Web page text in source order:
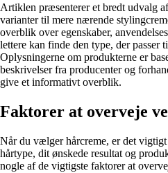
Artiklen præsenterer et bredt udvalg
varianter til mere nærende
overblik over egenskaber,
lettere kan finde den type, der passer
Oplysningerne om produkterne er
beskrivelser fra producenter og
give et informativt overblik.
Faktorer at overveje
Når du vælger hårcreme, er det
hårtype, dit ønskede resultat og
nogle af de vigtigste faktorer at